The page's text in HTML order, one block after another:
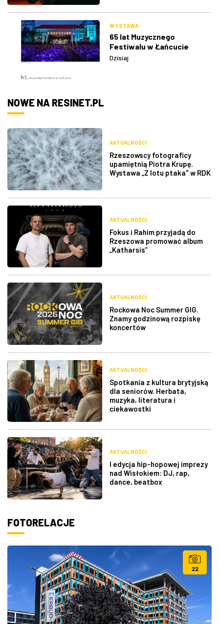
WYSTAWA
65 lat Muzycznego
Festiwalu w Łańcucie
Dzisiaj
NOWE NA RESINET.PL
AKTUALNOŚCI
Rzeszowscy fotograficy
upamiętnią Piotra Krupę.
Wystawa „Z lotu ptaka" w RDK
AKTUALNOŚCI
Fokus i Rahim przyjadą do
Rzeszowa promować album
„Katharsis”
AKTUALNOŚCI
Rockowa Noc Summer GIG.
Znamy godzinową rozpiskę
koncertów
AKTUALNOŚCI
Spotkania z kultura brytyjską
dla seniorów. Herbata,
muzyka, literatura i
ciekawostki
AKTUALNOŚCI
I edycja hip-hopowej imprezy
nad Wisłokiem: DJ, rap,
dance, beatbox
FOTORELACJE
22